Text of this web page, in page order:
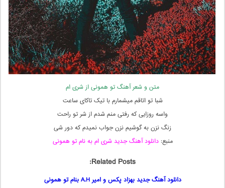
متن و شعر آهنگ تو همونی از شری ام
شبا تو اتاقم میشمارم با تیک تاکای ساعت
واسه روزایی که رفتی منم شدم از شر تو راحت
زنگ نزن به گوشیم نزن جواب نمیدم که دور شی
منبع:دانلود آهنگ جدید شری ام به نام تو همونی
Related Posts:
دانلود آهنگ جدید بهزاد پکس و امیر A.H بنام تو همونی